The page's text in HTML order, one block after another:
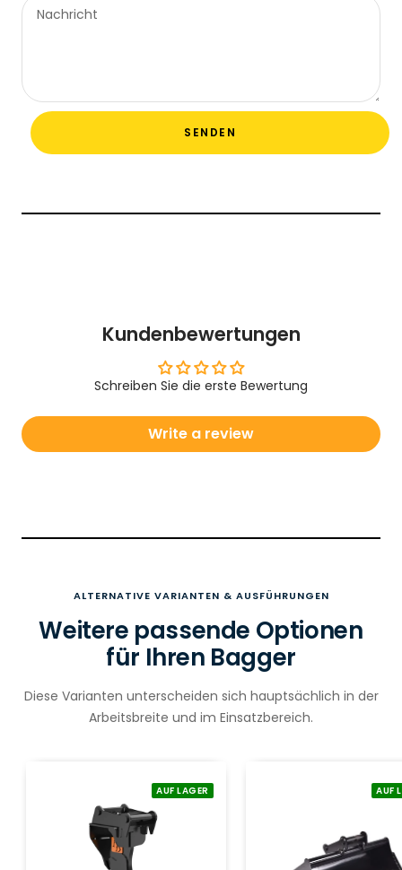
Nachricht
SENDEN
Kundenbewertungen
Schreiben Sie die erste Bewertung
Write a review
ALTERNATIVE VARIANTEN & AUSFÜHRUNGEN
Weitere passende Optionen
für Ihren Bagger
Diese Varianten unterscheiden sich hauptsächlich in der
Arbeitsbreite und im Einsatzbereich.
AUF LAGER AUF